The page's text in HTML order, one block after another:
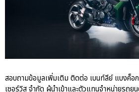
สอบถามข้อมูลเพิ่มเติม ติดต่อ เบนท์ลีย์ แบงค็อก
เซอร์วิส จำกัด ผู้นำเข้าและตัวแทนจำหน่ายรถย